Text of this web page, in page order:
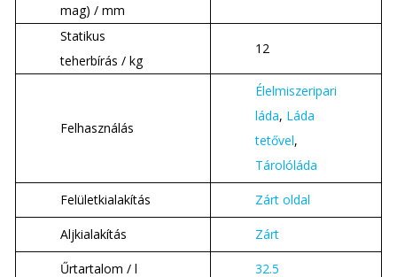
mag) / mm
Statikus
teherbírás / kg
12
Felhasználás
Élelmiszeripari
láda, Láda
tetővel,
Tárolóláda
Felületkialakítás Zárt oldal
Aljkialakítás Zárt
Űrtartalom / l 32.5